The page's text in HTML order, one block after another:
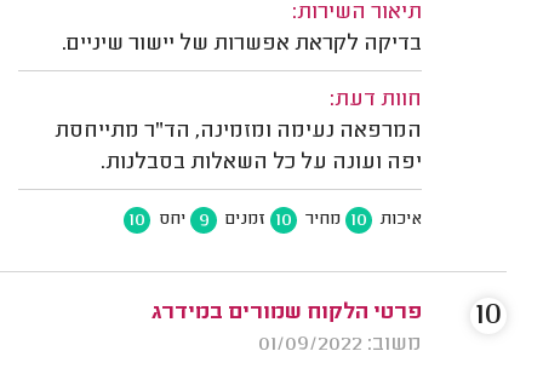
תיאור השירות:
בדיקה לקראת אפשרות של יישור שיניים.
חוות דעת:
המרפאה נעימה ומזמינה, הד”ר מתייחסת
יפה ועונה על כל השאלות בסבלנות.
איכות 10 מחיר 10 זמנים 9 יחס 10
פרטי הלקוח שמורים במידרג
משוב: 01/09/2022
10